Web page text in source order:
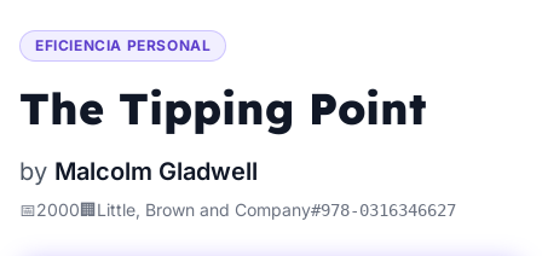
EFICIENCIA PERSONAL
The Tipping Point
by Malcolm Gladwell
📅2000🏢Little, Brown and Company#978-0316346627